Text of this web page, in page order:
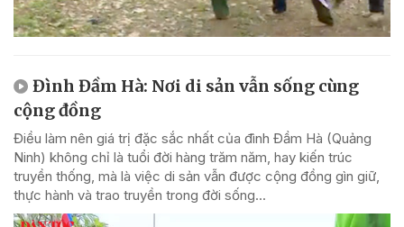
Đình Đầm Hà: Nơi di sản vẫn sống cùng
cộng đồng
Điều làm nên giá trị đặc sắc nhất của đình Đầm Hà (Quảng
Ninh) không chỉ là tuổi đời hàng trăm năm, hay kiến trúc
truyền thống, mà là việc di sản vẫn được cộng đồng gìn giữ,
thực hành và trao truyền trong đời sống...